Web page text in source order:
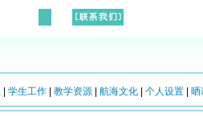
学生工作 教学资源 航海文化 个人设置
晒